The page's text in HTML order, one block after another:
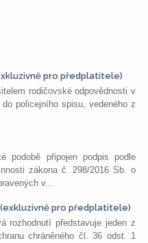
pro předplatitele)
rodičovské odpovědnosti v
policejního spisu, vedeného z
podobě připojen podpis podle
zákona č. 298/2016 Sb. o
v...
pro předplatitele)
rozhodnutí představuje jeden z
chráněného čl. 36 odst. 1